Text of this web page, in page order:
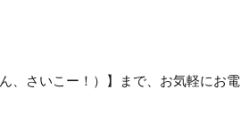
、さいこー！）】まで、お気軽にお電